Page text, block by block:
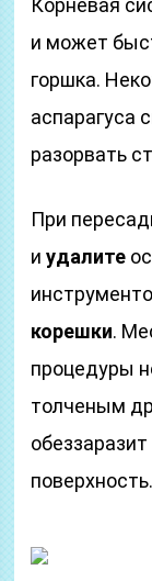
Корневая
и может
горшка.
аспарагуса
разорвать
При
иудалите
корешки.
процедуры
толченым
поверхность.